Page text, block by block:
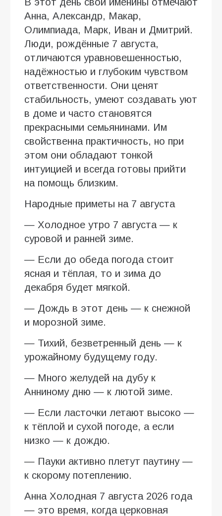
Анна, Александр, Макар,
Олимпиада, Марк, Иван и Дмитрий.
Люди, рождённые 7 августа,
отличаются уравновешенностью,
надёжностью и глубоким чувством
ответственности. Они ценят
стабильность, умеют создавать уют
в доме и часто становятся
прекрасными семьянинами. Им
свойственна практичность, но при
этом они обладают тонкой
интуицией и всегда готовы прийти
на помощь близким.
Народные приметы на 7 августа
— Холодное утро 7 августа — к
суровой и ранней зиме.
— Если до обеда погода стоит
ясная и тёплая, то и зима до
декабря будет мягкой.
— Дождь в этот день — к снежной
и морозной зиме.
— Тихий, безветренный день — к
урожайному будущему году.
— Много желудей на дубу к
Анниному дню — к лютой зиме.
— Если ласточки летают высоко —
к тёплой и сухой погоде, а если
низко — к дождю.
— Пауки активно плетут паутину —
к скорому потеплению.
Анна Холодная 7 августа 2026 года
— это время, когда церковная